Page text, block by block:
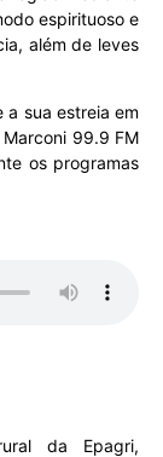
espirituoso e
além de leves
a sua estreia em
99.9 FM
os programas
da Epagri,